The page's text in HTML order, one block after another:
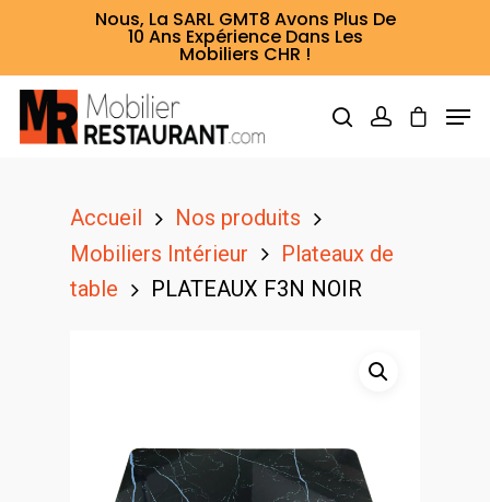
Nous, La SARL GMT8 Avons Plus De
10 Ans Expérience Dans Les
Mobiliers CHR !
Hit enter to search or ESC to close
Accueil
Nos produits
Mobiliers Intérieur
Plateaux de
table
PLATEAUX F3N NOIR